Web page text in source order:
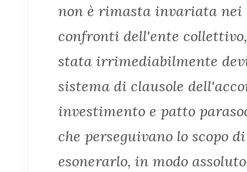
non è rimasta invariata nei
confronti dell'ente
stata irrimediabilmente
sistema di clausole
investimento e patto
che perseguivano lo scopo di
esonerarlo, in modo